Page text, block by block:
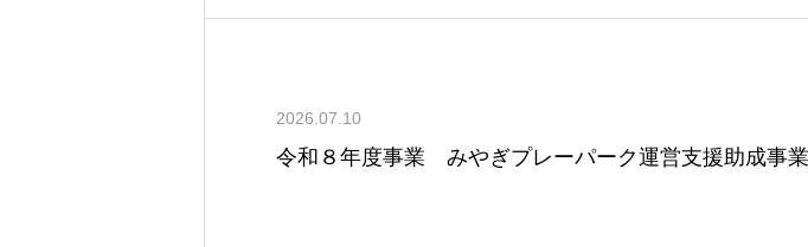
2026.07.10
令和８年度事業 みやぎプレーパーク運営支援助成事